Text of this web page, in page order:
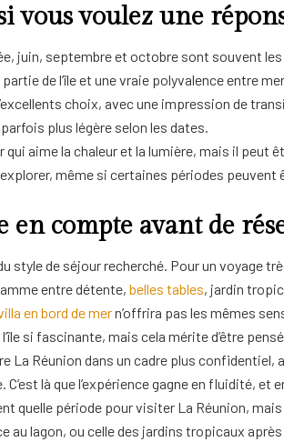
vous voulez une
juin, septembre et octobre sont souvent
de l’île et une vraie polyvalence entre
choix, avec une impression de
plus légère selon les dates.
qui aime la chaleur et la lumière, mais il
même si certaines périodes peuvent
en compte avant de
style de séjour recherché. Pour un voyage
entre détente, belles tables, jardin
en bord de mern’offrira pas les mêmes
si fascinante, mais cela mérite d’être
La Réunion dans un cadre plus confidentiel,
là que l’expérience gagne en fluidité, et
quelle période pour visiter La Réunion,
au lagon, ou celle des jardins tropicaux